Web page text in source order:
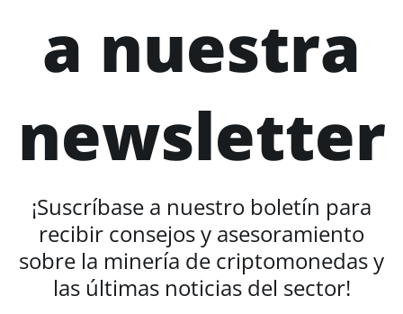
a nuestra
newsletter
¡Suscríbase a nuestro boletín para
recibir consejos y asesoramiento
sobre la minería de criptomonedas y
las últimas noticias del sector!